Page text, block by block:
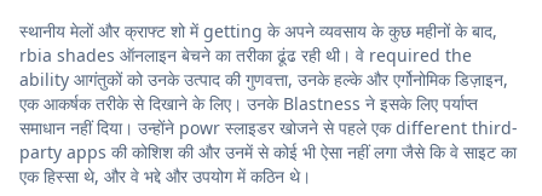
स्थानीय मेलों और क्राफ्ट शो में getting के अपने व्यवसाय के कुछ महीनों के बाद,
rbia shades ऑनलाइन बेचने का तरीका ढूंढ रही थी। वे required the
ability आगंतुकों को उनके उत्पाद की गुणवत्ता, उनके हल्के और एर्गोनोमिक डिज़ाइन,
एक आकर्षक तरीके से दिखाने के लिए। उनके Blastness ने इसके लिए पर्याप्त
समाधान नहीं दिया। उन्होंने powr स्लाइडर खोजने से पहले एक different third-
party apps की कोशिश की और उनमें से कोई भी ऐसा नहीं लगा जैसे कि वे साइट का
एक हिस्सा थे, और वे भद्दे और उपयोग में कठिन थे।